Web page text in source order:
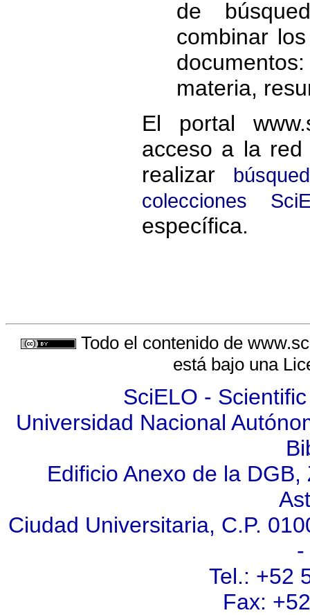
de
combinar
materia,
El portal
acceso a la
realizar
colecciones
específica.
Todo el contenido de
está bajo una
SciELO -
Universidad Nacional
Edificio Anexo de la
Ciudad Universitaria, C.P.
-
Tel.: +52
Fax: